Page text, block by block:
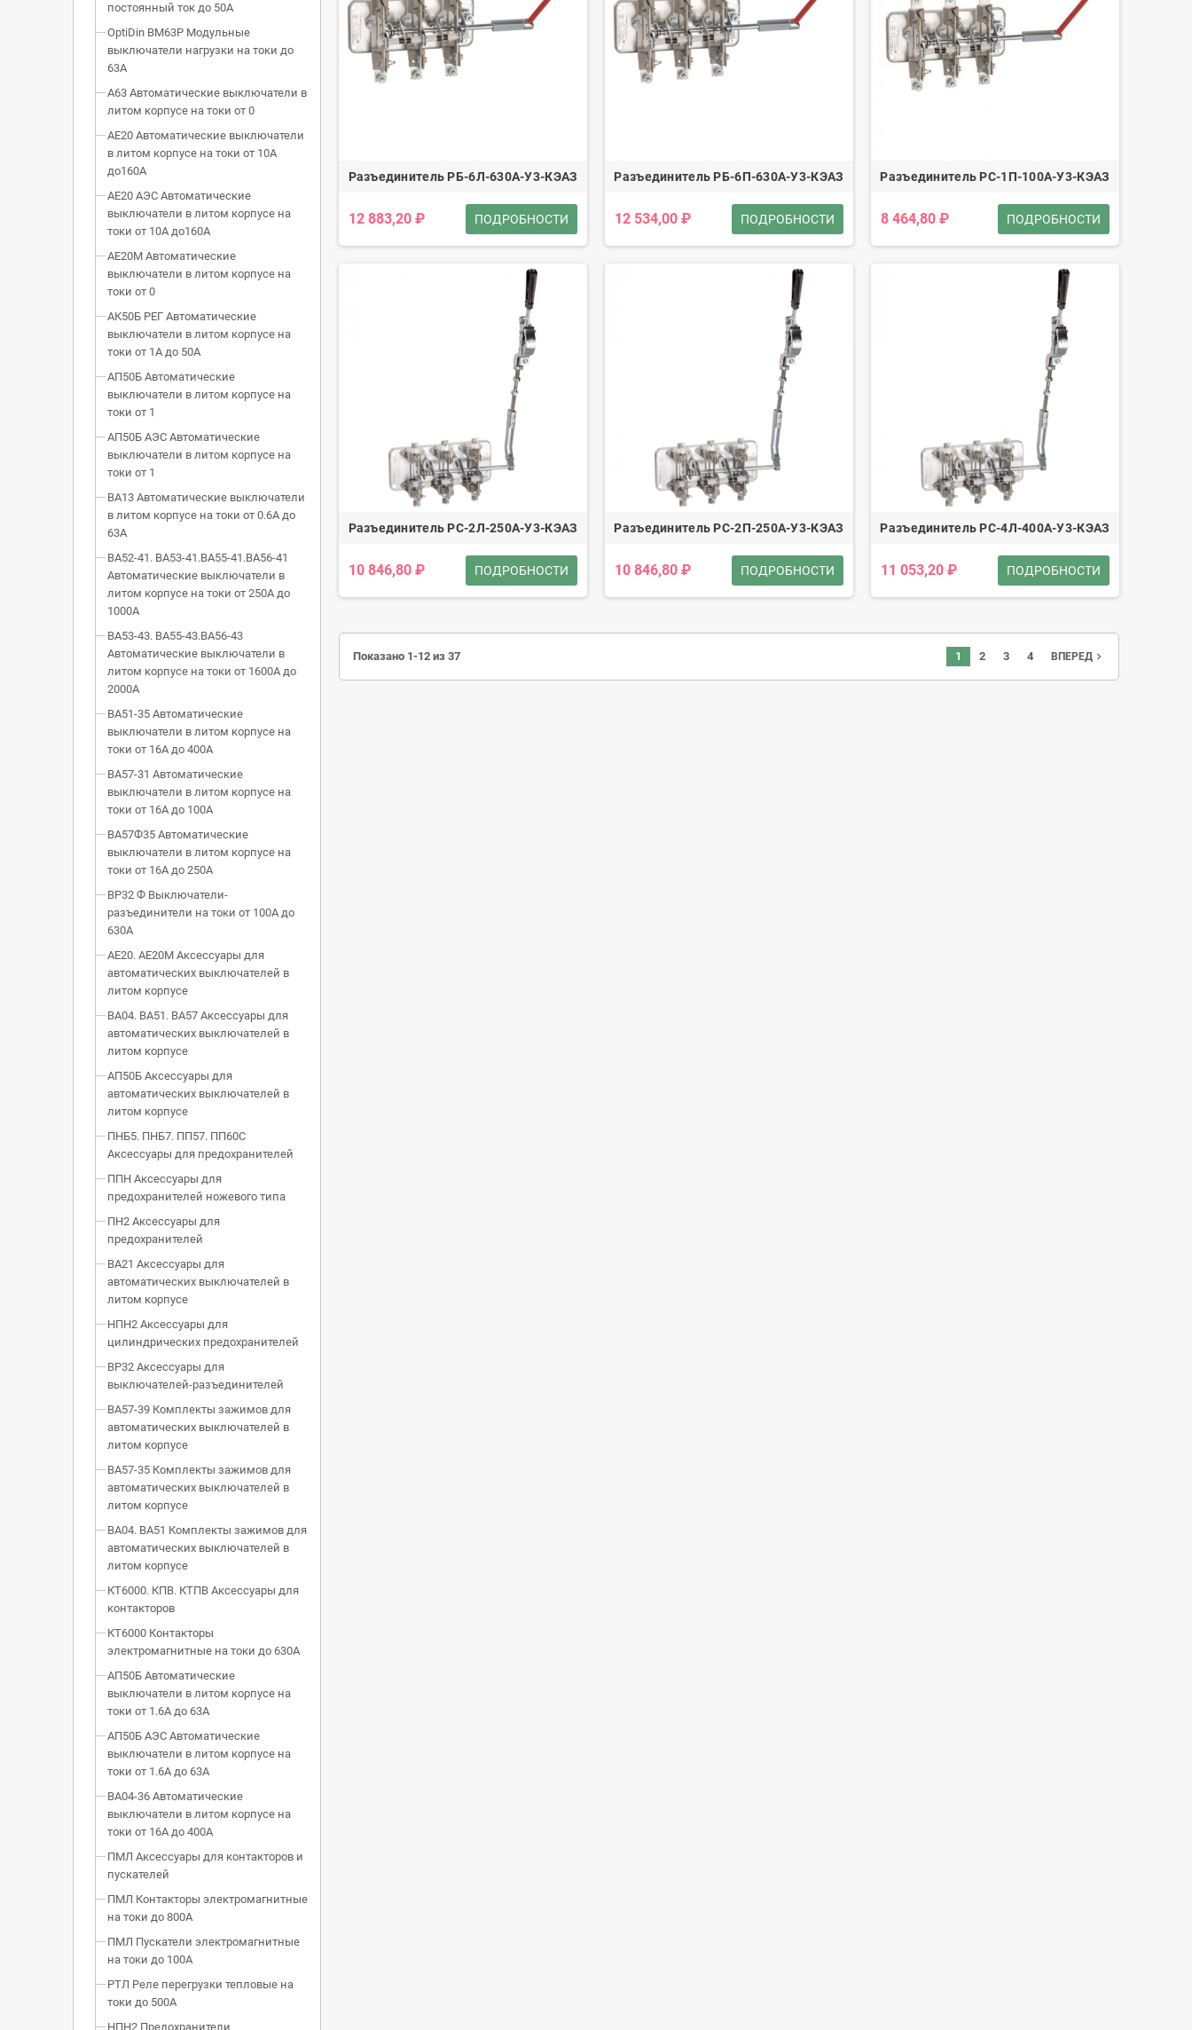
постоянный ток до 50А
OptiDin BM63P Модульные
выключатели нагрузки на токи до
63А
А63 Автоматические выключатели в
литом корпусе на токи от 0
АЕ20 Автоматические выключатели
в литом корпусе на токи от 10А
до160А
АЕ20 АЭС Автоматические
выключатели в литом корпусе на
токи от 10А до160А
АЕ20М Автоматические
выключатели в литом корпусе на
токи от 0
АК50Б РЕГ Автоматические
выключатели в литом корпусе на
токи от 1А до 50А
АП50Б Автоматические
выключатели в литом корпусе на
токи от 1
АП50Б АЭС Автоматические
выключатели в литом корпусе на
токи от 1
ВА13 Автоматические выключатели
в литом корпусе на токи от 0.6А до
63А
ВА52-41. ВА53-41.ВА55-41.ВА56-41
Автоматические выключатели в
литом корпусе на токи от 250А до
1000А
ВА53-43. ВА55-43.ВА56-43
Автоматические выключатели в
литом корпусе на токи от 1600А до
2000А
ВА51-35 Автоматические
выключатели в литом корпусе на
токи от 16А до 400А
ВА57-31 Автоматические
выключатели в литом корпусе на
токи от 16А до 100А
ВА57Ф35 Автоматические
выключатели в литом корпусе на
токи от 16А до 250А
ВР32 Ф Выключатели-
разъединители на токи от 100А до
630А
АЕ20. АЕ20М Аксессуары для
автоматических выключателей в
литом корпусе
ВА04. ВА51. ВА57 Аксессуары для
автоматических выключателей в
литом корпусе
АП50Б Аксессуары для
автоматических выключателей в
литом корпусе
ПНБ5. ПНБ7. ПП57. ПП60С
Аксессуары для предохранителей
ППН Аксессуары для
предохранителей ножевого типа
ПН2 Аксессуары для
предохранителей
ВА21 Аксессуары для
автоматических выключателей в
литом корпусе
НПН2 Аксессуары для
цилиндрических предохранителей
ВР32 Аксессуары для
выключателей-разъединителей
ВА57-39 Комплекты зажимов для
автоматических выключателей в
литом корпусе
ВА57-35 Комплекты зажимов для
автоматических выключателей в
литом корпусе
ВА04. ВА51 Комплекты зажимов для
автоматических выключателей в
литом корпусе
КТ6000. КПВ. КТПВ Аксессуары для
контакторов
КТ6000 Контакторы
электромагнитные на токи до 630А
АП50Б Автоматические
выключатели в литом корпусе на
токи от 1.6А до 63А
АП50Б АЭС Автоматические
выключатели в литом корпусе на
токи от 1.6А до 63А
ВА04-36 Автоматические
выключатели в литом корпусе на
токи от 16А до 400А
ПМЛ Аксессуары для контакторов и
пускателей
ПМЛ Контакторы электромагнитные
на токи до 800А
ПМЛ Пускатели электромагнитные
на токи до 100А
РТЛ Реле перегрузки тепловые на
токи до 500А
НПН2 Предохранители
Разъединитель РБ-6Л-630А-У3-КЭАЗ
12 883,20 ₽ ПОДРОБНОСТИ
Разъединитель РБ-6П-630А-У3-КЭАЗ
12 534,00 ₽ ПОДРОБНОСТИ
Разъединитель РС-1П-100А-У3-КЭАЗ
8 464,80 ₽ ПОДРОБНОСТИ
Разъединитель РС-2Л-250А-У3-КЭАЗ
10 846,80 ₽ ПОДРОБНОСТИ
Разъединитель РС-2П-250А-У3-КЭАЗ
10 846,80 ₽ ПОДРОБНОСТИ
Разъединитель РС-4Л-400А-У3-КЭАЗ
11 053,20 ₽ ПОДРОБНОСТИ
Показано 1-12 из 37 1 2 3 4 ВПЕРЕДnavigate_next